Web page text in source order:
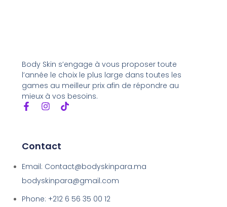
Body Skin s’engage à vous proposer toute
l’année le choix le plus large dans toutes les
games au meilleur prix afin de répondre au
mieux à vos besoins.
Contact
Email: Contact@bodyskinpara.ma
bodyskinpara@gmail.com
Phone: +212 6 56 35 00 12